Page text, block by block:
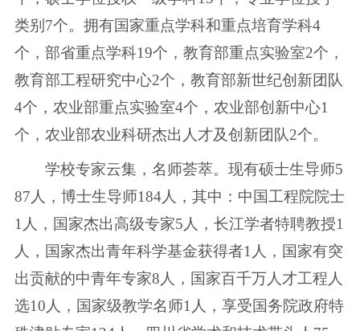
类别7个。拥有国家重点学科和重点培育学科4
个，部省重点学科19个，教育部重点实验室2个，
教育部工程研究中心2个，教育部新世纪创新团队
4个，农业部重点实验室4个，农业部创新中心1
个，农业部农业科研杰出人才及创新团队2个。
学校专家云集，名师荟萃。现有硕士生导师5
87人，博士生导师184人，其中：中国工程院院士
1人，国家杰出高级专家5人，长江学者特聘教授1
人，国家杰出青年科学基金获得者1人，国家有突
出贡献的中青年专家8人，国家百千万人才工程人
选10人，国家级教学名师1人，享受国务院政府特